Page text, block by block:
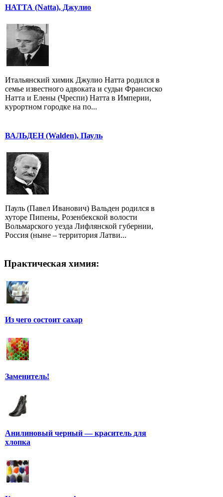
НАТТА (Natta), Джулио
Итальянский химик Джулио Натта родился в
семье известного адвоката и судьи Франсиско
Натта и Елены (Чреспи) Натта в Империи,
курортном городке на по...
ВАЛЬДЕН (Walden), Пауль
Пауль (Павел Иванович) Вальден родился в
хуторе Пипены, Розенбекской волости
Вольмарского уезда Лифлянской губернии,
Россия (ныне – территория Латви...
Практическая химия:
Из чего состоит сахар
Заменитель!
Анилиновый черный — краситель для
хлопка